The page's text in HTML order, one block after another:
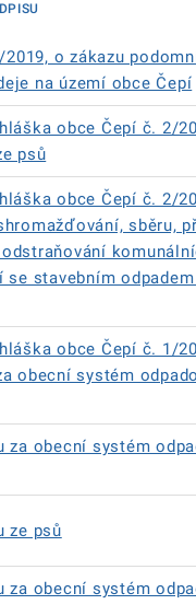
o zákazu
na území obce Čepí
obce Čepí č. 2/
psů
obce Čepí č. 2/
sběru,
se stavebním
obce Čepí č. 1/
obecní systém
obecní systém
ze psů
obecní systém